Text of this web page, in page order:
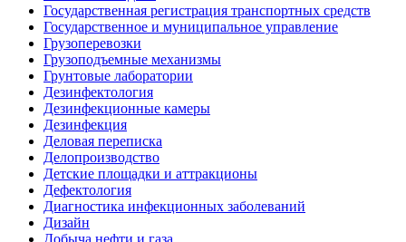
Государственная регистрация транспортных средств
Государственное и муниципальное управление
Грузоперевозки
Грузоподъемные механизмы
Грунтовые лаборатории
Дезинфектология
Дезинфекционные камеры
Дезинфекция
Деловая переписка
Делопроизводство
Детские площадки и аттракционы
Дефектология
Диагностика инфекционных заболеваний
Дизайн
Добыча нефти и газа